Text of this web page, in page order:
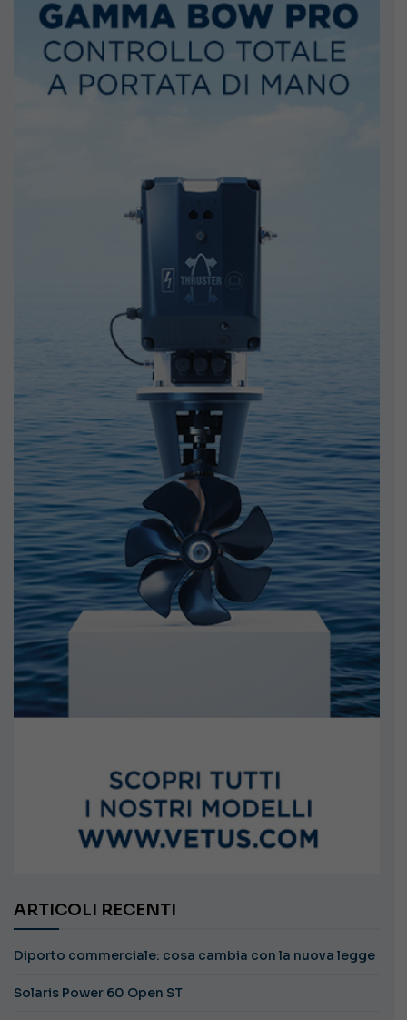
ARTICOLI RECENTI
Diporto commerciale: cosa cambia con la nuova legge
Solaris Power 60 Open ST